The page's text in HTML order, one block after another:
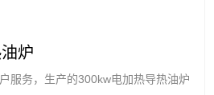
炉
服务，生产的300kw电加热导热油炉